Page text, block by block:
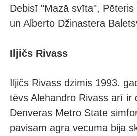
Debisī "Mazā svīta",
un Alberto Džinastera
Iljičs Rivass
Iljičs Rivass dzimis 1993.
tēvs Alehandro Rivass arī ir
Denveras Metro State
pavisam agra vecuma bija